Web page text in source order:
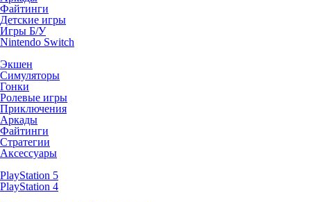
Файтинги
Детские игры
Игры Б/У
Nintendo Switch
Экшен
Симуляторы
Гонки
Ролевые игры
Приключения
Аркады
Файтинги
Стратегии
Аксессуары
PlayStation 5
PlayStation 4